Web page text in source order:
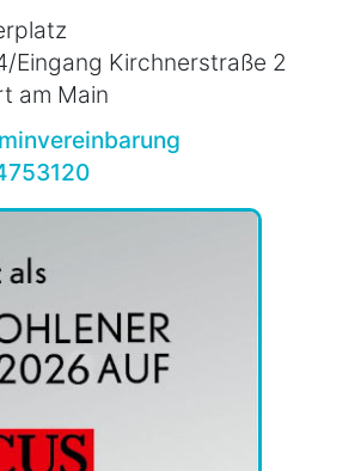
Eingang Kirchnerstraße 2
am Main